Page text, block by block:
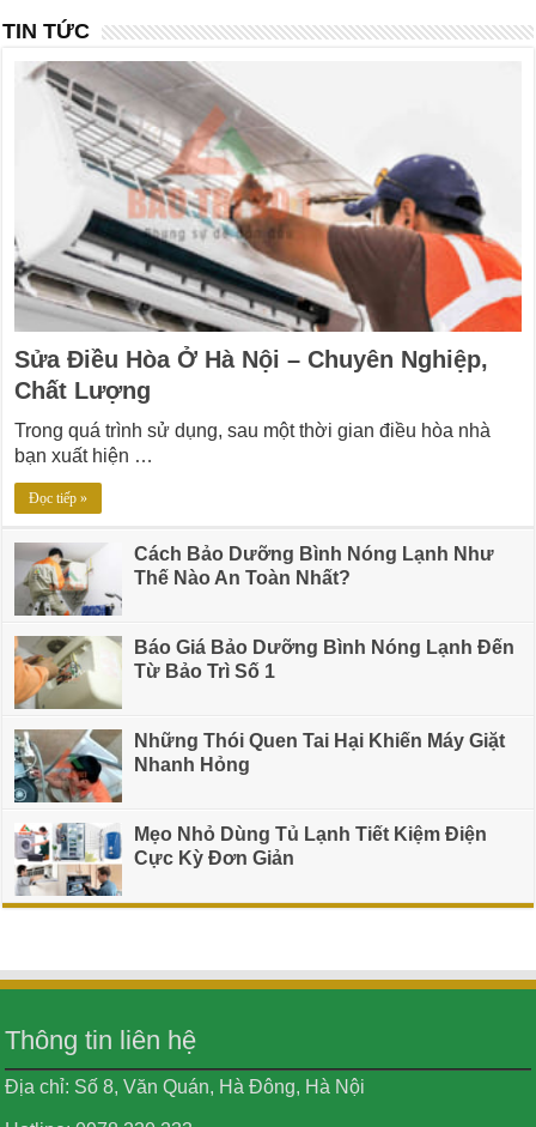
TIN TỨC
Sửa Điều Hòa Ở Hà Nội – Chuyên Nghiệp,
Chất Lượng
Trong quá trình sử dụng, sau một thời gian điều hòa nhà
bạn xuất hiện …
Đọc tiếp »
Cách Bảo Dưỡng Bình Nóng Lạnh Như
Thế Nào An Toàn Nhất?
Báo Giá Bảo Dưỡng Bình Nóng Lạnh Đến
Từ Bảo Trì Số 1
Những Thói Quen Tai Hại Khiến Máy Giặt
Nhanh Hỏng
Mẹo Nhỏ Dùng Tủ Lạnh Tiết Kiệm Điện
Cực Kỳ Đơn Giản
Thông tin liên hệ
Địa chỉ: Số 8, Văn Quán, Hà Đông, Hà Nội